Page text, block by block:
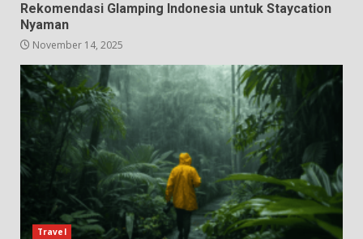
Rekomendasi Glamping Indonesia untuk Staycation
Nyaman
November 14, 2025
Travel